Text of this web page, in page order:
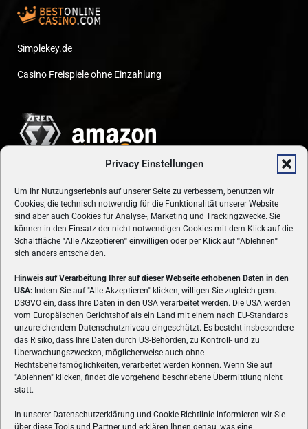
Privacy Einstellungen
Um Ihr Nutzungserlebnis auf unserer Seite zu verbessern, benutzen wir
Cookies, die technisch notwendig für die Funktionalität unserer Website
sind aber auch Cookies für Analyse-, Marketing und Trackingzwecke. Sie
können in den Einsatz der nicht notwendigen Cookies mit dem Klick auf die
Schaltfläche "Alle Akzeptieren" einwilligen oder per Klick auf"Ablehnen"
sich anders entscheiden.
Hinweis auf Verarbeitung Ihrer auf dieser Webseite erhobenen Daten in den
USA: Indem Sie auf "Alle Akzeptieren" klicken, willigen Sie zugleich gem.
DSGVO ein, dass Ihre Daten in den USA verarbeitet werden. Die USA werden
vom Europäischen Gerichtshof als ein Land mit einem nach EU-Standards
unzureichendem Datenschutzniveau eingeschätzt. Es besteht insbesondere
das Risiko, dass Ihre Daten durch US-Behörden, zu Kontroll- und zu
Überwachungszwecken, möglicherweise auch ohne
Rechtsbehelfsmöglichkeiten, verarbeitet werden können. Wenn Sie auf
"Ablehnen" klicken, findet die vorgehend beschriebene Übermittlung nicht
statt.
In unserer Datenschutzerklärung und Cookie-Richtlinie informieren wir Sie
über diese Tools und Partner und erklären Ihnen genau, was eine
Simplekey.de
Casino Freispiele ohne Einzahlung
ÜBER UNS
VON GAMERN, FÜR GAMER! Gamers.at ist das älteste Online-
Spielemagazin Österreichs und bringt täglich aktuelle News,
Reviews und Videos zu PC- und Konsolenspielen, Gaming-
Hardware und aus der Welt des e-Sport's.